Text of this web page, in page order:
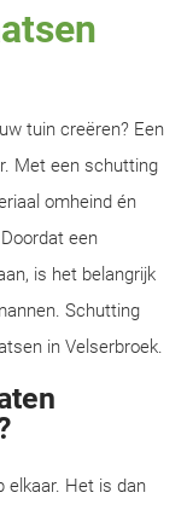
tuin creëren? Een
Met een schutting
omheind én
een
is het belangrijk
Schutting
in Velserbroek.
elkaar. Het is dan